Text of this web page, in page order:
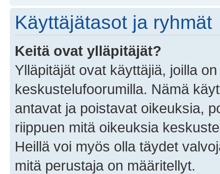
Käyttäjätasot ja ryhmät
Keitä ovat ylläpitäjät?
Ylläpitäjät ovat käyttäjiä, joilla
keskustelufoorumilla. Nämä
antavat ja poistavat oikeuksia,
riippuen mitä oikeuksia
Heillä voi myös olla täydet
mitä perustaja on määritellyt.